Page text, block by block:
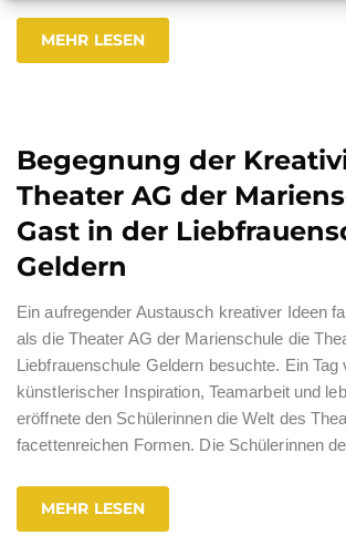
MEHR LESEN
Begegnung der
Theater AG der
Gast in der
Geldern
Ein aufregender Austausch kreativer Ideen
als die Theater AG der Marienschule die
Liebfrauenschule Geldern besuchte. Ein Tag
künstlerischer Inspiration, Teamarbeit und
eröffnete den Schülerinnen die Welt des
facettenreichen Formen. Die Schülerinnen
MEHR LESEN